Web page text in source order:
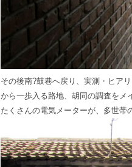
その後南?鼓巷へ戻り、実測・ヒア
から一歩入る路地、胡同の調査をメ
たくさんの電気メーターが、多世帯